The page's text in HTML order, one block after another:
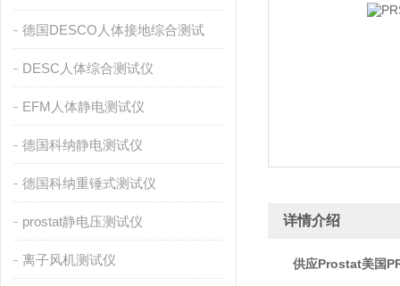
德国DESCO人体接地综合测试
DESC人体综合测试仪
EFM人体静电测试仪
德国科纳静电测试仪
德国科纳重锤式测试仪
prostat静电压测试仪
离子风机测试仪
详情介绍
供应Prostat美国